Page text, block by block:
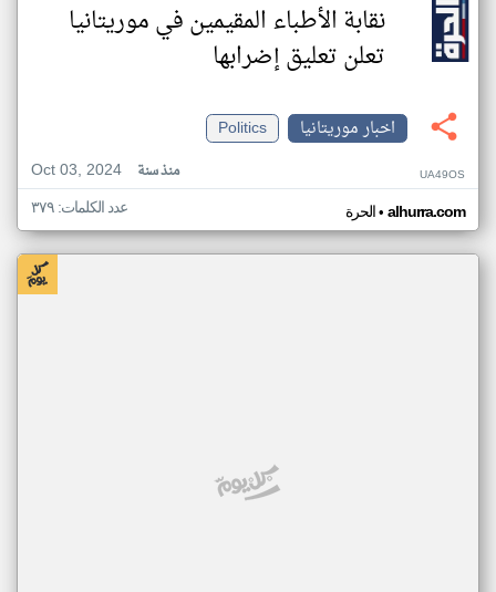
نقابة الأطباء المقيمين في موريتانيا
تعلن تعليق إضرابها
اخبار موريتانيا
Politics
Oct 03, 2024
منذ سنة UA49OS
الحرة• alhurra.com عدد الكلمات: ٣٧٩